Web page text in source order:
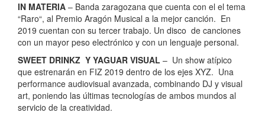
IN MATERIA – Banda zaragozana que cuenta con el el tema
“Raro“, al Premio Aragón Musical a la mejor canción. En
2019 cuentan con su tercer trabajo. Un disco de canciones
con un mayor peso electrónico y con un lenguaje personal.
SWEET DRINKZ Y YAGUAR VISUAL – Un show atípico
que estrenarán en FIZ 2019 dentro de los ejes XYZ. Una
performance audiovisual avanzada, combinando DJ y visual
art, poniendo las últimas tecnologías de ambos mundos al
servicio de la creatividad.